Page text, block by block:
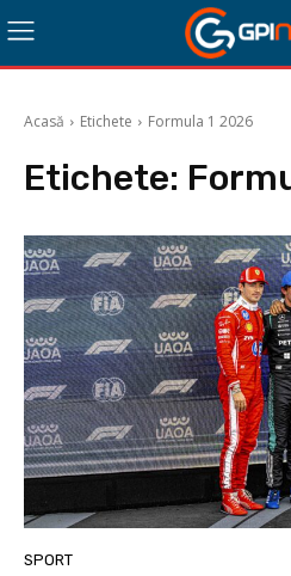
Acasă Etichete Formula 1 2026
Etichete:
SPORT